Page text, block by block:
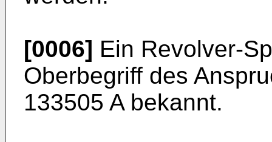
[0006] Ein Revolver-
Oberbegriff des
133505 Abekannt.